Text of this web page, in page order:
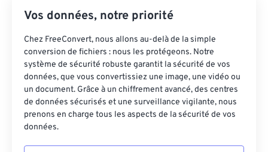
Vos données, notre priorité
Chez FreeConvert, nous allons au-delà de la simple
conversion de fichiers : nous les protégeons. Notre
système de sécurité robuste garantit la sécurité de vos
données, que vous convertissiez une image, une vidéo ou
un document. Grâce à un chiffrement avancé, des centres
de données sécurisés et une surveillance vigilante, nous
prenons en charge tous les aspects de la sécurité de vos
données.